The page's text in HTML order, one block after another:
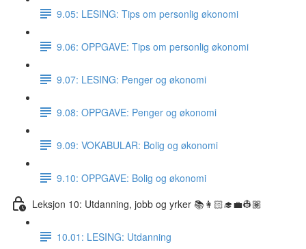
9.05: LESING: Tips om personlig økonomi
9.06: OPPGAVE: Tips om personlig økonomi
9.07: LESING: Penger og økonomi
9.08: OPPGAVE: Penger og økonomi
9.09: VOKABULAR: Bolig og økonomi
9.10: OPPGAVE: Bolig og økonomi
Leksjon 10: Utdanning, jobb og yrker 📚👩🏻‍🎓💼👷🏽
10.01: LESING: Utdanning